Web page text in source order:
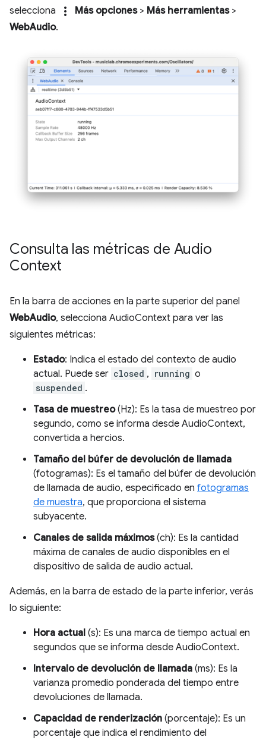
selecciona more_vert Más opciones> Más herramientas>
WebAudio.
Consulta las métricas de Audio
Context
En la barra de acciones en la parte superior del panel
WebAudio, selecciona AudioContext para ver las
siguientes métricas:
Estado: Indica el estado del contexto de audio
actual. Puede ser closed , running o
suspended .
Tasa de muestreo(Hz): Es la tasa de muestreo por
segundo, como se informa desde AudioContext,
convertida a hercios.
Tamaño del búfer de devolución de llamada
(fotogramas): Es el tamaño del búfer de devolución
de llamada de audio, especificado en fotogramas
de muestra, que proporciona el sistema
subyacente.
Canales de salida máximos(ch): Es la cantidad
máxima de canales de audio disponibles en el
dispositivo de salida de audio actual.
Además, en la barra de estado de la parte inferior, verás
lo siguiente:
Hora actual (s): Es una marca de tiempo actual en
segundos que se informa desde AudioContext.
Intervalo de devolución de llamada (ms): Es la
varianza promedio ponderada del tiempo entre
devoluciones de llamada.
Capacidad de renderización (porcentaje): Es un
porcentaje que indica el rendimiento del